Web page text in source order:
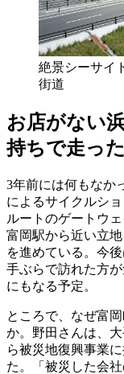
絶景シーサイ
街道
お店がない
持ちで走っ
3年前には何もなか
によるサイクルシ
ルートのゲートウ
富岡駅から近い立
を進めている。今
手ぶらで訪れた方
にもなる予定。
ところで、なぜ富
か。野田さんは、
ら被災地復興事業
た。「被災した会